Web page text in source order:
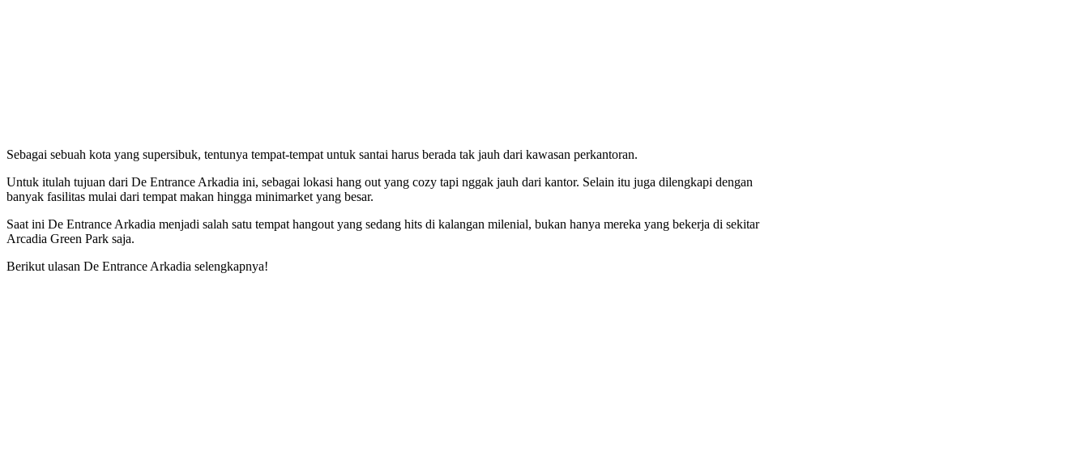
Sebagai sebuah kota yang supersibuk, tentunya tempat-tempat untuk santai harus berada tak jauh dari kawasan perkantoran.
Untuk itulah tujuan dari De Entrance Arkadia ini, sebagai lokasi hang out yang cozy tapi nggak jauh dari kantor. Selain itu juga dilengkapi dengan
banyak fasilitas mulai dari tempat makan hingga minimarket yang besar.
Saat ini De Entrance Arkadia menjadi salah satu tempat hangout yang sedang hits di kalangan milenial, bukan hanya mereka yang bekerja di sekitar
Arcadia Green Park saja.
Berikut ulasan De Entrance Arkadia selengkapnya!